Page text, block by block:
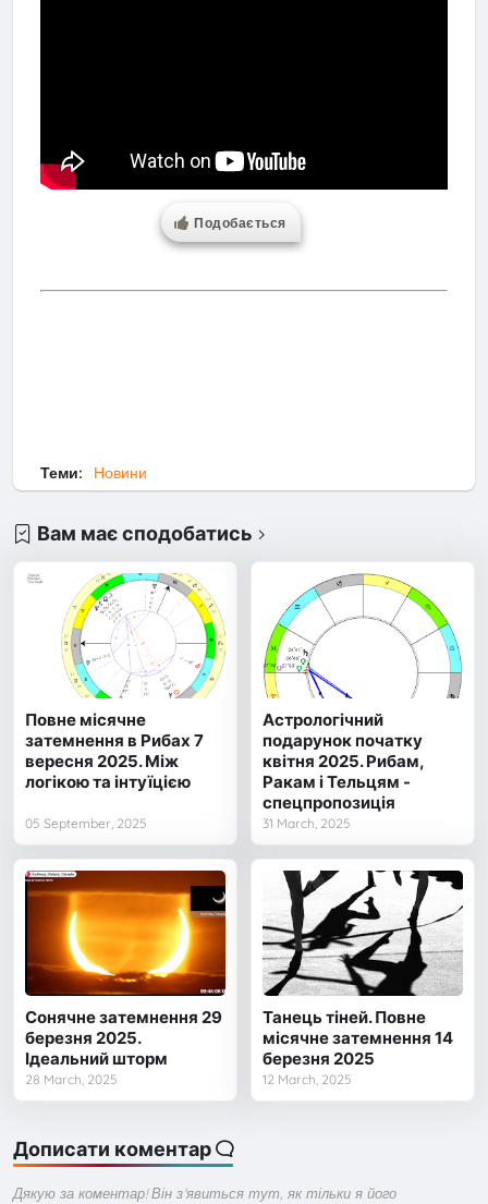
Подобається
Теми: Новини
Вам має сподобатись
Повне місячне
затемнення в Рибах 7
вересня 2025. Між
логікою та інтуїцією
05 September, 2025
Астрологічний
подарунок початку
квітня 2025. Рибам,
Ракам і Тельцям -
спецпропозиція
31 March, 2025
Сонячне затемнення 29
березня 2025.
Ідеальний шторм
28 March, 2025
Танець тіней. Повне
місячне затемнення 14
березня 2025
12 March, 2025
Дописати коментар
Дякую за коментар! Він з'явиться тут, як тільки я його